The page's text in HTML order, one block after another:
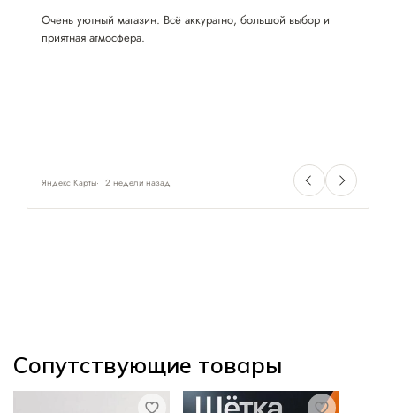
Очень уютный магазин. Всё аккуратно, большой выбор и
приятная атмосфера.
Яндекс Карты 2 недели назад
Сопутствующие товары